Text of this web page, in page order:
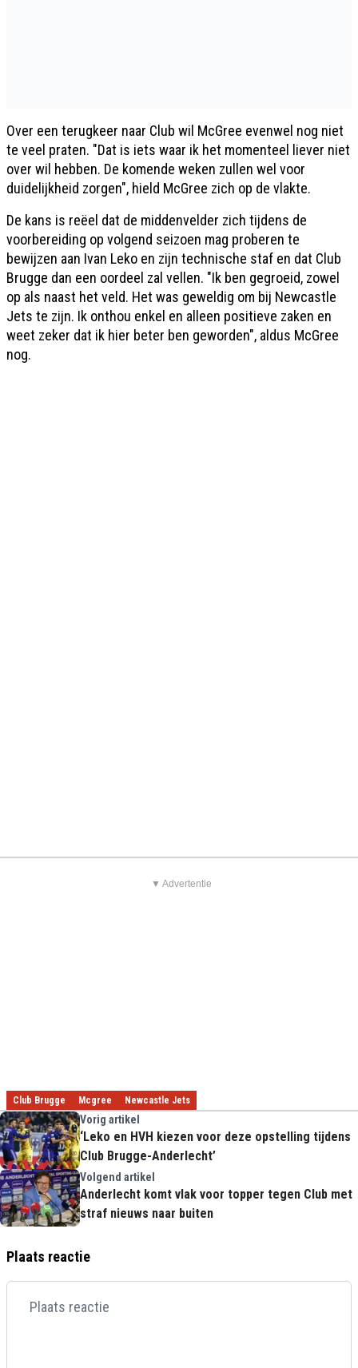
Over een terugkeer naar Club wil McGree evenwel nog niet
te veel praten. "Dat is iets waar ik het momenteel liever niet
over wil hebben. De komende weken zullen wel voor
duidelijkheid zorgen", hield McGree zich op de vlakte.
De kans is reëel dat de middenvelder zich tijdens de
voorbereiding op volgend seizoen mag proberen te
bewijzen aan Ivan Leko en zijn technische staf en dat Club
Brugge dan een oordeel zal vellen. "Ik ben gegroeid, zowel
op als naast het veld. Het was geweldig om bij Newcastle
Jets te zijn. Ik onthou enkel en alleen positieve zaken en
weet zeker dat ik hier beter ben geworden", aldus McGree
nog.
▼ Advertentie
Club Brugge Mcgree Newcastle Jets
Vorig artikel
‘Leko en HVH kiezen voor deze opstelling tijdens
Club Brugge-Anderlecht’
Volgend artikel
Anderlecht komt vlak voor topper tegen Club met
straf nieuws naar buiten
Plaats reactie